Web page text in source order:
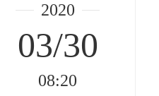
2020
03/30
08:20